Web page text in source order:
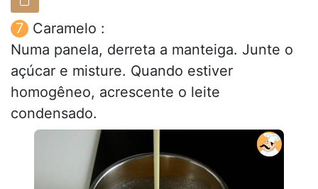
Caramelo :
Numa panela, derreta a manteiga. Junte o
açúcar e misture. Quando estiver
homogêneo, acrescente o leite
condensado.